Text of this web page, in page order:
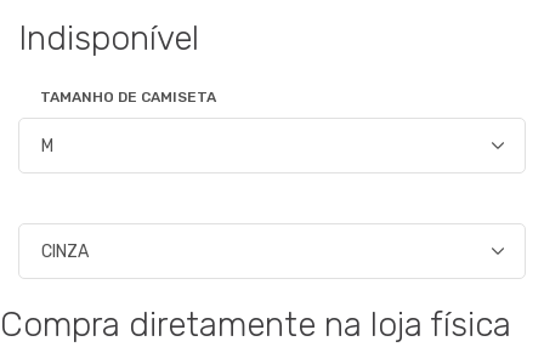
Indisponível
TAMANHO DE CAMISETA
Compra diretamente na loja física